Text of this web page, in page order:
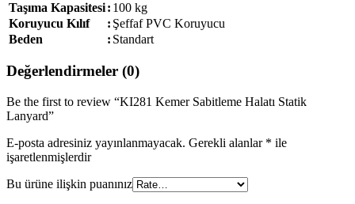
Taşıma Kapasitesi: 100 kg
Koruyucu Kılıf
: Şeffaf PVC Koruyucu
Beden
: Standart
Değerlendirmeler (0)
Be the first to review “KI281 Kemer Sabitleme Halatı Statik
Lanyard”
E-posta adresiniz yayınlanmayacak. Gerekli alanlar * ile
işaretlenmişlerdir
Bu ürüne ilişkin puanınız